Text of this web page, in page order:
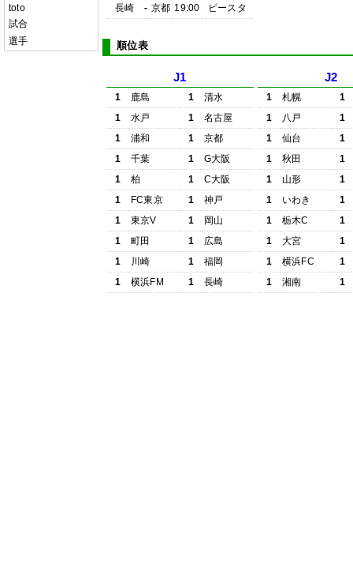
toto
試合
選手
長崎
- 京都 19:00 ピースタ
順位表
J1
1 鹿島 1
清水
1
水戸 1
名古屋
1
浦和 1
京都
1
千葉 1
G大阪
1
柏 1
C大阪
1
FC東京 1
神戸
1
東京V 1
岡山
1
町田 1
広島
1
川崎 1
福岡
1
横浜FM 1 長崎
J2
1 札幌
1
1
八戸
1
1
仙台
1
1
秋田
1
1
山形
1
1
いわき
1
1
栃木C
1
1
大宮
1
1
横浜FC
1
1
湘南 1